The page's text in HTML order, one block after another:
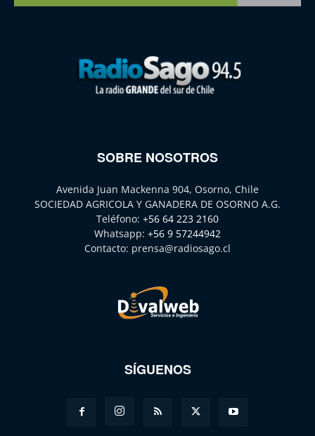
SOBRE NOSOTROS
Avenida Juan Mackenna 904, Osorno, Chile
SOCIEDAD AGRICOLA Y GANADERA DE OSORNO A.G.
Teléfono: +56 64 223 2160
Whatsapp: +56 9 57244942
Contacto: prensa@radiosago.cl
SÍGUENOS